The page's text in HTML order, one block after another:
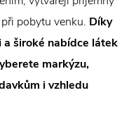
pobytu venku. Díky
široké nabídce látek
markýzu,
i vzhledu